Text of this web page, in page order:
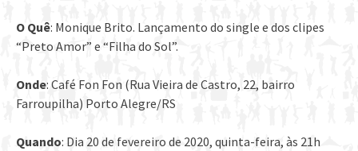
O Quê: Monique Brito. Lançamento do single e dos clipes
“Preto Amor” e “Filha do Sol”.
Onde: Café Fon Fon (Rua Vieira de Castro, 22, bairro
Farroupilha) Porto Alegre/RS
Quando: Dia 20 de fevereiro de 2020, quinta-feira, às 21h